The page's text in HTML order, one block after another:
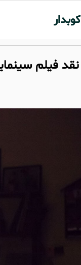
کوبدار
نقد فیلم